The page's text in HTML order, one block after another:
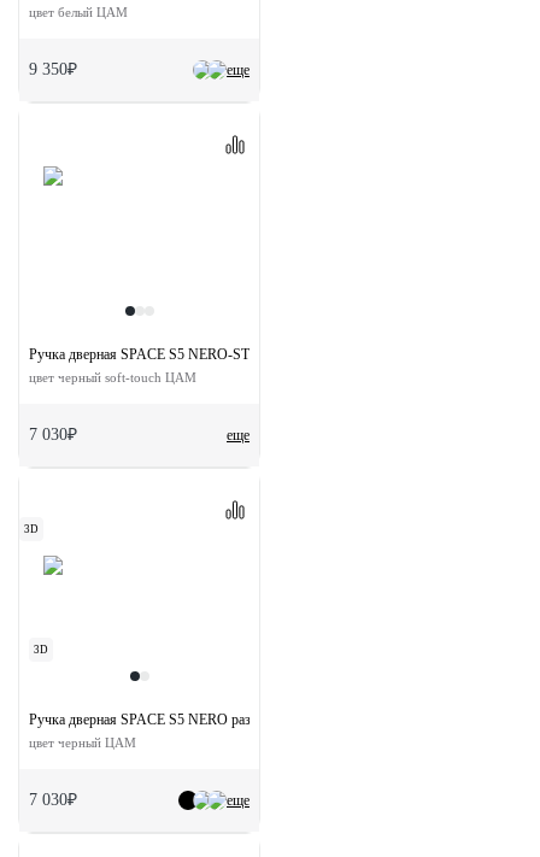
еще
цвет белый ЦАМ
9 350₽
еще
Ручка дверная SPACE S5 NERO-ST на квадратной розетке
цвет черный soft-touch ЦАМ
7 030₽
3D
3D
еще
Ручка дверная SPACE S5 NERO раздельная на квадратной розетке
цвет черный ЦАМ
7 030₽